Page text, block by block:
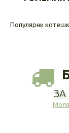
Популярни
ЗА
Моля